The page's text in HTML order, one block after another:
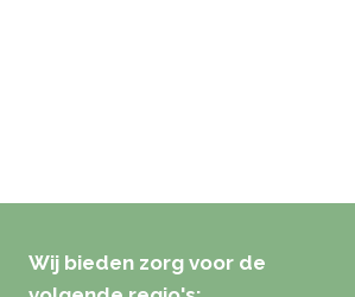
Wij bieden zorg voor de